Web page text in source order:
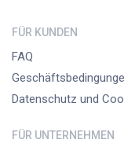
FÜR KUNDEN
FAQ
Datenschutz und
FÜR UNTERNEHMEN